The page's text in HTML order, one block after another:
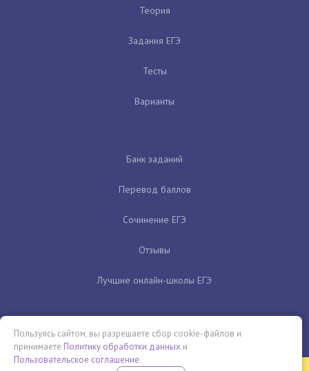
Теория
Задания ЕГЭ
Тесты
Варианты
Банк заданий
Перевод баллов
Сочинение ЕГЭ
Отзывы
Лучшие онлайн-школы ЕГЭ
Пользуясь сайтом, вы разрешаете сбор cookie-файлов и
принимаете Политику обработки данных и
Пользовательское соглашение.